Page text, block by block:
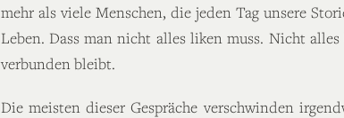
mehr als viele Menschen, die jeden Tag unsere
Leben. Dass man nicht alles liken muss. Nicht
verbunden bleibt.
Die meisten dieser Gespräche verschwinden